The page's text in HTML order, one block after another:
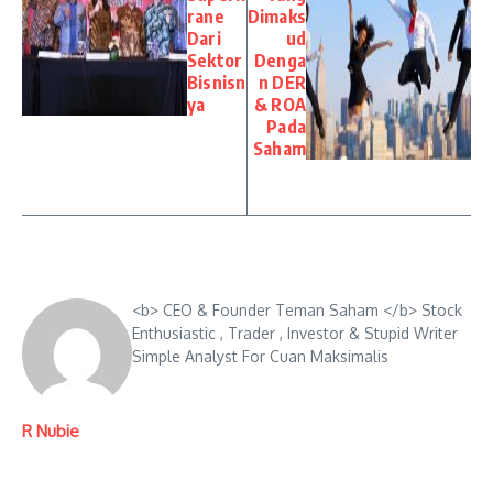
rane
Dari
Sektor
Bisnisn
ya
Dimaks
ud
Denga
n DER
& ROA
Pada
Saham
R Nubie
<b> CEO & Founder Teman Saham </b> Stock
Enthusiastic , Trader , Investor & Stupid Writer
Simple Analyst For Cuan Maksimalis